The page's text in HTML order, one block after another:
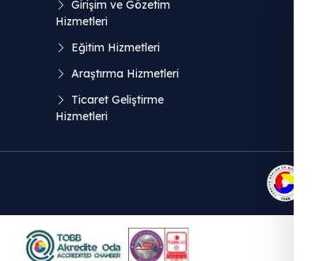
Girişim ve Gözetim
Hizmetleri
Eğitim Hizmetleri
Araştırma Hizmetleri
Ticaret Geliştirme
Hizmetleri